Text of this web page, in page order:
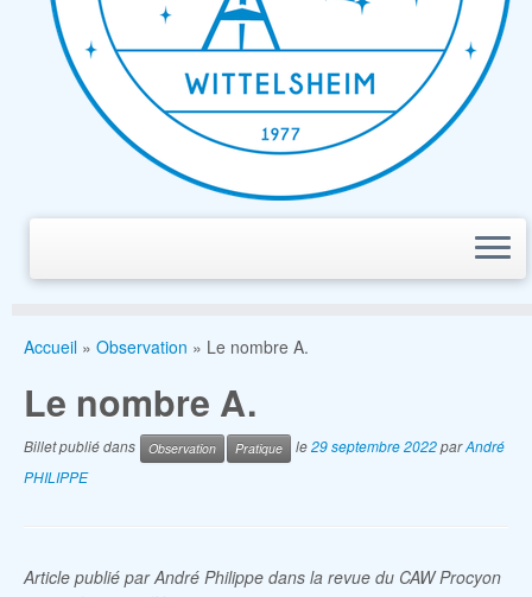
Accueil » Observation » Le nombre A.
Le nombre A.
Billet publié dans Observation Pratique le29 septembre 2022parAndré
PHILIPPE
Article publié par André Philippe dans la revue du CAW Procyon